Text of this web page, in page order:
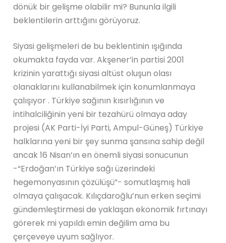
dönük bir gelişme olabilir mi? Bununla ilgili
beklentilerin arttığını görüyoruz.
Siyasi gelişmeleri de bu beklentinin ışığında
okumakta fayda var. Akşener’in partisi 2001
krizinin yarattığı siyasi altüst oluşun olası
olanaklarını kullanabilmek için konumlanmaya
çalışıyor . Türkiye sağının kısırlığının ve
intihalciliğinin yeni bir tezahürü olmaya aday
projesi (AK Parti-İyi Parti, Ampul-Güneş) Türkiye
halklarına yeni bir şey sunma şansına sahip değil
ancak 16 Nisan’ın en önemli siyasi sonucunun
-“Erdoğan’ın Türkiye sağı üzerindeki
hegemonyasının çözülüşü”- somutlaşmış hali
olmaya çalışacak. Kılıçdaroğlu’nun erken seçimi
gündemleştirmesi de yaklaşan ekonomik fırtınayı
görerek mi yapıldı emin değilim ama bu
çerçeveye uyum sağlıyor.